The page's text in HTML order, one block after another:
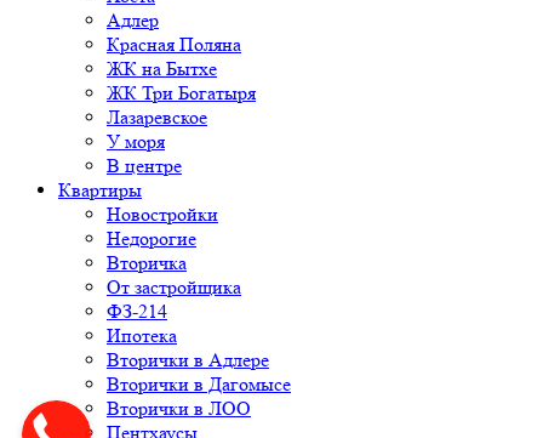
Адлер
Красная Поляна
ЖК на Бытхе
ЖК Три Богатыря
Лазаревское
У моря
В центре
Квартиры
Новостройки
Недорогие
Вторичка
От застройщика
ФЗ-214
Ипотека
Вторички в Адлере
Вторички в Дагомысе
Вторички в ЛОО
Пентхаусы